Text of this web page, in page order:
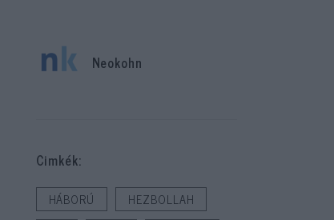
Neokohn
Cimkék:
HÁBORÚ
HEZBOLLAH